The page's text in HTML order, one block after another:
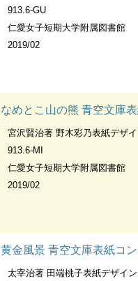
913.6-GU
仁愛女子短期大学附属図書館
2019/02
なめとこ山の熊 青空文庫表紙コンテ
宮沢賢治著 野木彩乃表紙デザイン 仁愛
913.6-MI
仁愛女子短期大学附属図書館
2019/02
黄金風景 青空文庫表紙コンテス
太宰治著 田端桃子表紙デザイン 仁愛